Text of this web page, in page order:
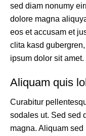
sed diam nonumy
dolore magna
eos et accusam et
clita kasd
ipsum dolor sit amet.
Aliquam quis
Curabitur
sodales ut. Sed sed
magna. Aliquam